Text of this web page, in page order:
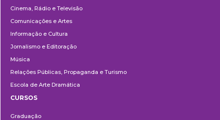
Cinema, Rádio e Televisão
Comunicações e Artes
Informação e Cultura
Jornalismo e Editoração
Música
Relações Públicas, Propaganda e Turismo
Escola de Arte Dramática
CURSOS
Graduação